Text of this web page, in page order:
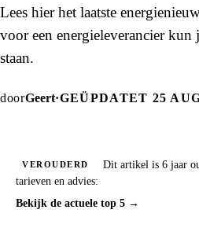
Lees hier het laatste
voor een energieleverancier kun
staan.
doorGeert·GEÜPDATET 25
VEROUDERD
Dit artikel is 6 jaar
tarieven en advies:
Bekijk de actuele top 5 →